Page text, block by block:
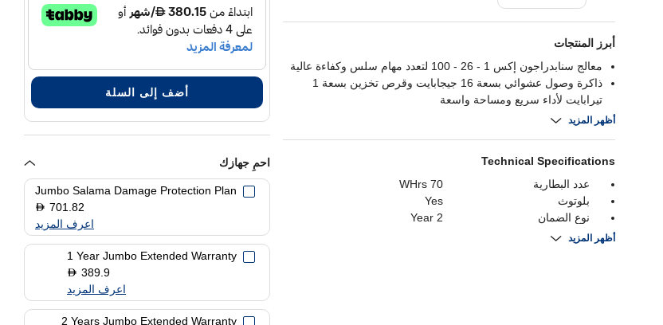
أبرز المنتجات
معالج سنابدراجون إكس 1 - 26 - 100 لتعدد مهام سلس وكفاءة عالية
ذاكرة وصول عشوائي بسعة 16 جيجابايت وقرص تخزين بسعة 1
تيرابايت لأداء سريع ومساحة واسعة
شاشة مقاس 14 بوصة بدقة دبليو يو إكس جي إيه لصور حادة وزاهية
أظهر المزيد
Technical Specifications
عدد البطارية
70 WHrs
بلوتوث
Yes
نوع الضمان
2 Year
نوع لوحة المفاتيحأظهر المزيد
أضف إلى السلة
احمِ جهازك
Jumbo Salama Damage Protection Plan
D 701.82
اعرف المزيد
1 Year Jumbo Extended Warranty
D 389.9
اعرف المزيد
2 Years Jumbo Extended Warranty